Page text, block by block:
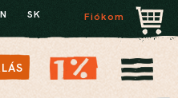
SK Fiókom